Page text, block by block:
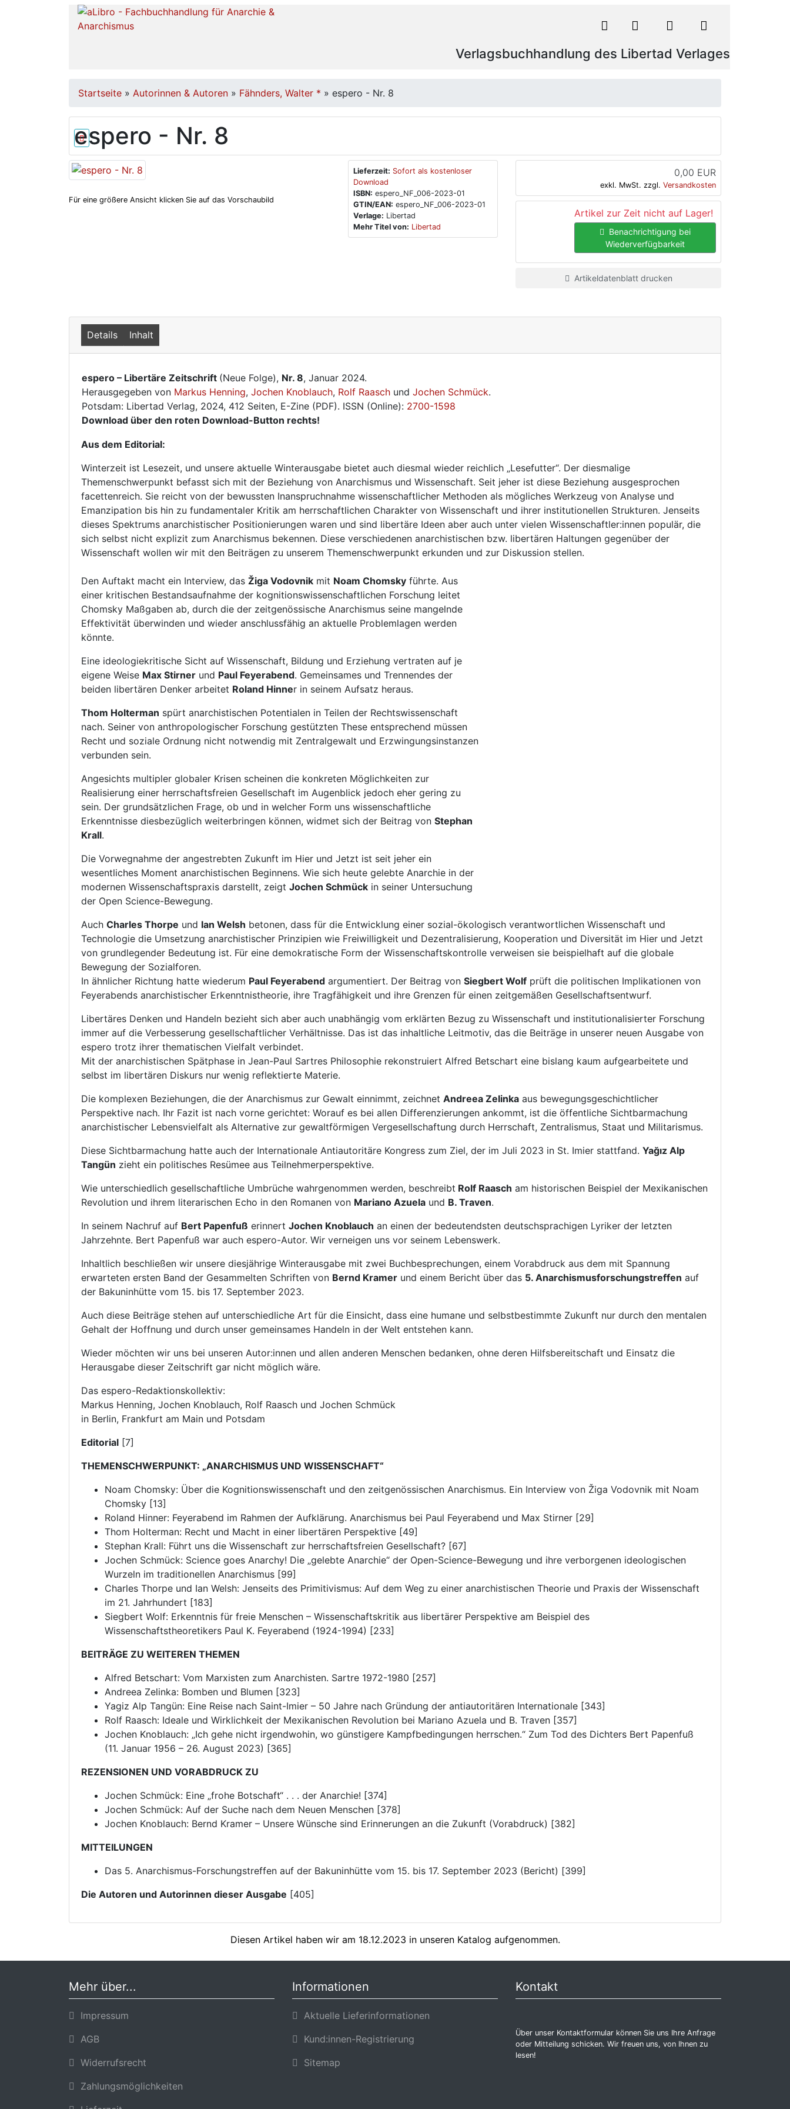
Verlagsbuchhandlung des Libertad Verlages
Startseite » Autorinnen & Autoren » Fähnders, Walter * » espero - Nr. 8
espero - Nr. 8
Für eine größere Ansicht klicken Sie auf das Vorschaubild
Lieferzeit: Sofort als kostenloser
Download
ISBN: espero_NF_006-2023-01
GTIN/EAN: espero_NF_006-2023-01
Verlage: Libertad
Mehr Titel von: Libertad
0,00 EUR
exkl. MwSt. zzgl. Versandkosten
Artikel zur Zeit nicht auf Lager!
Benachrichtigung bei
Wiederverfügbarkeit
Artikeldatenblatt drucken
Details Inhalt
espero – Libertäre Zeitschrift (Neue Folge), Nr. 8, Januar 2024.
Herausgegeben von Markus Henning, Jochen Knoblauch, Rolf Raasch und Jochen Schmück.
Potsdam: Libertad Verlag, 2024, 412 Seiten, E-Zine (PDF). ISSN (Online): 2700-1598
Download über den roten Download-Button rechts!
Aus dem Editorial:
Winterzeit ist Lesezeit, und unsere aktuelle Winterausgabe bietet auch diesmal wieder reichlich „Lesefutter“. Der diesmalige
Themenschwerpunkt befasst sich mit der Beziehung von Anarchismus und Wissenschaft. Seit jeher ist diese Beziehung ausgesprochen
facettenreich. Sie reicht von der bewussten Inanspruchnahme wissenschaftlicher Methoden als mögliches Werkzeug von Analyse und
Emanzipation bis hin zu fundamentaler Kritik am herrschaftlichen Charakter von Wissenschaft und ihrer institutionellen Strukturen. Jenseits
dieses Spektrums anarchistischer Positionierungen waren und sind libertäre Ideen aber auch unter vielen Wissenschaftler:innen populär, die
sich selbst nicht explizit zum Anarchismus bekennen. Diese verschiedenen anarchistischen bzw. libertären Haltungen gegenüber der
Wissenschaft wollen wir mit den Beiträgen zu unserem Themenschwerpunkt erkunden und zur Diskussion stellen.
Den Auftakt macht ein Interview, das Žiga Vodovnik mit Noam Chomsky führte. Aus
einer kritischen Bestandsaufnahme der kognitionswissenschaftlichen Forschung leitet
Chomsky Maßgaben ab, durch die der zeitgenössische Anarchismus seine mangelnde
Effektivität überwinden und wieder anschlussfähig an aktuelle Problemlagen werden
könnte.
Eine ideologiekritische Sicht auf Wissenschaft, Bildung und Erziehung vertraten auf je
eigene Weise Max Stirner und Paul Feyerabend. Gemeinsames und Trennendes der
beiden libertären Denker arbeitet Roland Hinner in seinem Aufsatz heraus.
Thom Holterman spürt anarchistischen Potentialen in Teilen der Rechtswissenschaft
nach. Seiner von anthropologischer Forschung gestützten These entsprechend müssen
Recht und soziale Ordnung nicht notwendig mit Zentralgewalt und Erzwingungsinstanzen
verbunden sein.
Angesichts multipler globaler Krisen scheinen die konkreten Möglichkeiten zur
Realisierung einer herrschaftsfreien Gesellschaft im Augenblick jedoch eher gering zu
sein. Der grundsätzlichen Frage, ob und in welcher Form uns wissenschaftliche
Erkenntnisse diesbezüglich weiterbringen können, widmet sich der Beitrag von Stephan
Krall.
Die Vorwegnahme der angestrebten Zukunft im Hier und Jetzt ist seit jeher ein
wesentliches Moment anarchistischen Beginnens. Wie sich heute gelebte Anarchie in der
modernen Wissenschaftspraxis darstellt, zeigt Jochen Schmück in seiner Untersuchung
der Open Science-Bewegung.
Auch Charles Thorpe und Ian Welsh betonen, dass für die Entwicklung einer sozial-ökologisch verantwortlichen Wissenschaft und
Technologie die Umsetzung anarchistischer Prinzipien wie Freiwilligkeit und Dezentralisierung, Kooperation und Diversität im Hier und Jetzt
von grundlegender Bedeutung ist. Für eine demokratische Form der Wissenschaftskontrolle verweisen sie beispielhaft auf die globale
Bewegung der Sozialforen.
In ähnlicher Richtung hatte wiederum Paul Feyerabend argumentiert. Der Beitrag von Siegbert Wolf prüft die politischen Implikationen von
Feyerabends anarchistischer Erkenntnistheorie, ihre Tragfähigkeit und ihre Grenzen für einen zeitgemäßen Gesellschaftsentwurf.
Libertäres Denken und Handeln bezieht sich aber auch unabhängig vom erklärten Bezug zu Wissenschaft und institutionalisierter Forschung
immer auf die Verbesserung gesellschaftlicher Verhältnisse. Das ist das inhaltliche Leitmotiv, das die Beiträge in unserer neuen Ausgabe von
espero trotz ihrer thematischen Vielfalt verbindet.
Mit der anarchistischen Spätphase in Jean-Paul Sartres Philosophie rekonstruiert Alfred Betschart eine bislang kaum aufgearbeitete und
selbst im libertären Diskurs nur wenig reflektierte Materie.
Die komplexen Beziehungen, die der Anarchismus zur Gewalt einnimmt, zeichnet Andreea Zelinka aus bewegungsgeschichtlicher
Perspektive nach. Ihr Fazit ist nach vorne gerichtet: Worauf es bei allen Differenzierungen ankommt, ist die öffentliche Sichtbarmachung
anarchistischer Lebensvielfalt als Alternative zur gewaltförmigen Vergesellschaftung durch Herrschaft, Zentralismus, Staat und Militarismus.
Diese Sichtbarmachung hatte auch der Internationale Antiautoritäre Kongress zum Ziel, der im Juli 2023 in St. Imier stattfand. Yağız Alp
Tangün zieht ein politisches Resümee aus Teilnehmerperspektive.
Wie unterschiedlich gesellschaftliche Umbrüche wahrgenommen werden, beschreibt Rolf Raasch am historischen Beispiel der Mexikanischen
Revolution und ihrem literarischen Echo in den Romanen von Mariano Azuela und B. Traven.
In seinem Nachruf auf Bert Papenfuß erinnert Jochen Knoblauch an einen der bedeutendsten deutschsprachigen Lyriker der letzten
Jahrzehnte. Bert Papenfuß war auch espero-Autor. Wir verneigen uns vor seinem Lebenswerk.
Inhaltlich beschließen wir unsere diesjährige Winterausgabe mit zwei Buchbesprechungen, einem Vorabdruck aus dem mit Spannung
erwarteten ersten Band der Gesammelten Schriften von Bernd Kramer und einem Bericht über das 5. Anarchismusforschungstreffen auf
der Bakuninhütte vom 15. bis 17. September 2023.
Auch diese Beiträge stehen auf unterschiedliche Art für die Einsicht, dass eine humane und selbstbestimmte Zukunft nur durch den mentalen
Gehalt der Hoffnung und durch unser gemeinsames Handeln in der Welt entstehen kann.
Wieder möchten wir uns bei unseren Autor:innen und allen anderen Menschen bedanken, ohne deren Hilfsbereitschaft und Einsatz die
Herausgabe dieser Zeitschrift gar nicht möglich wäre.
Das espero-Redaktionskollektiv:
Markus Henning, Jochen Knoblauch, Rolf Raasch und Jochen Schmück
in Berlin, Frankfurt am Main und Potsdam
Editorial [7]
THEMENSCHWERPUNKT: „ANARCHISMUS UND WISSENSCHAFT“
Noam Chomsky: Über die Kognitionswissenschaft und den zeitgenössischen Anarchismus. Ein Interview von Žiga Vodovnik mit Noam
Chomsky [13]
Roland Hinner: Feyerabend im Rahmen der Aufklärung. Anarchismus bei Paul Feyerabend und Max Stirner [29]
Thom Holterman: Recht und Macht in einer libertären Perspektive [49]
Stephan Krall: Führt uns die Wissenschaft zur herrschaftsfreien Gesellschaft? [67]
Jochen Schmück: Science goes Anarchy! Die „gelebte Anarchie“ der Open-Science-Bewegung und ihre verborgenen ideologischen
Wurzeln im traditionellen Anarchismus [99]
Charles Thorpe und Ian Welsh: Jenseits des Primitivismus: Auf dem Weg zu einer anarchistischen Theorie und Praxis der Wissenschaft
im 21. Jahrhundert [183]
Siegbert Wolf: Erkenntnis für freie Menschen – Wissenschaftskritik aus libertärer Perspektive am Beispiel des
Wissenschaftstheoretikers Paul K. Feyerabend (1924-1994) [233]
BEITRÄGE ZU WEITEREN THEMEN
Alfred Betschart: Vom Marxisten zum Anarchisten. Sartre 1972-1980 [257]
Andreea Zelinka: Bomben und Blumen [323]
Yagiz Alp Tangün: Eine Reise nach Saint-Imier – 50 Jahre nach Gründung der antiautoritären Internationale [343]
Rolf Raasch: Ideale und Wirklichkeit der Mexikanischen Revolution bei Mariano Azuela und B. Traven [357]
Jochen Knoblauch: „Ich gehe nicht irgendwohin, wo günstigere Kampfbedingungen herrschen.“ Zum Tod des Dichters Bert Papenfuß
(11. Januar 1956 – 26. August 2023) [365]
REZENSIONEN UND VORABDRUCK ZU
Jochen Schmück: Eine „frohe Botschaft“ . . . der Anarchie! [374]
Jochen Schmück: Auf der Suche nach dem Neuen Menschen [378]
Jochen Knoblauch: Bernd Kramer – Unsere Wünsche sind Erinnerungen an die Zukunft (Vorabdruck) [382]
MITTEILUNGEN
Das 5. Anarchismus-Forschungstreffen auf der Bakuninhütte vom 15. bis 17. September 2023 (Bericht) [399]
Die Autoren und Autorinnen dieser Ausgabe [405]
Diesen Artikel haben wir am 18.12.2023 in unseren Katalog aufgenommen.
Mehr über...
Impressum
AGB
Widerrufsrecht
Zahlungsmöglichkeiten
Informationen
Aktuelle Lieferinformationen
Kund:innen-Registrierung
Sitemap
Kontakt
Über unser Kontaktformular können Sie uns Ihre Anfrage
oder Mitteilung schicken. Wir freuen uns, von Ihnen zu
lesen!